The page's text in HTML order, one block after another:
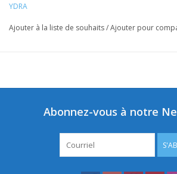
YDRA
Ajouter à la liste de souhaits/Ajouter pour
Abonnez-vous à notre